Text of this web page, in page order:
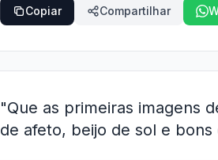
Copiar Compartilhar
"Que as primeiras imagens
de afeto, beijo de sol e